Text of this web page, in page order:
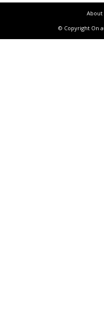
About
© Copyright On